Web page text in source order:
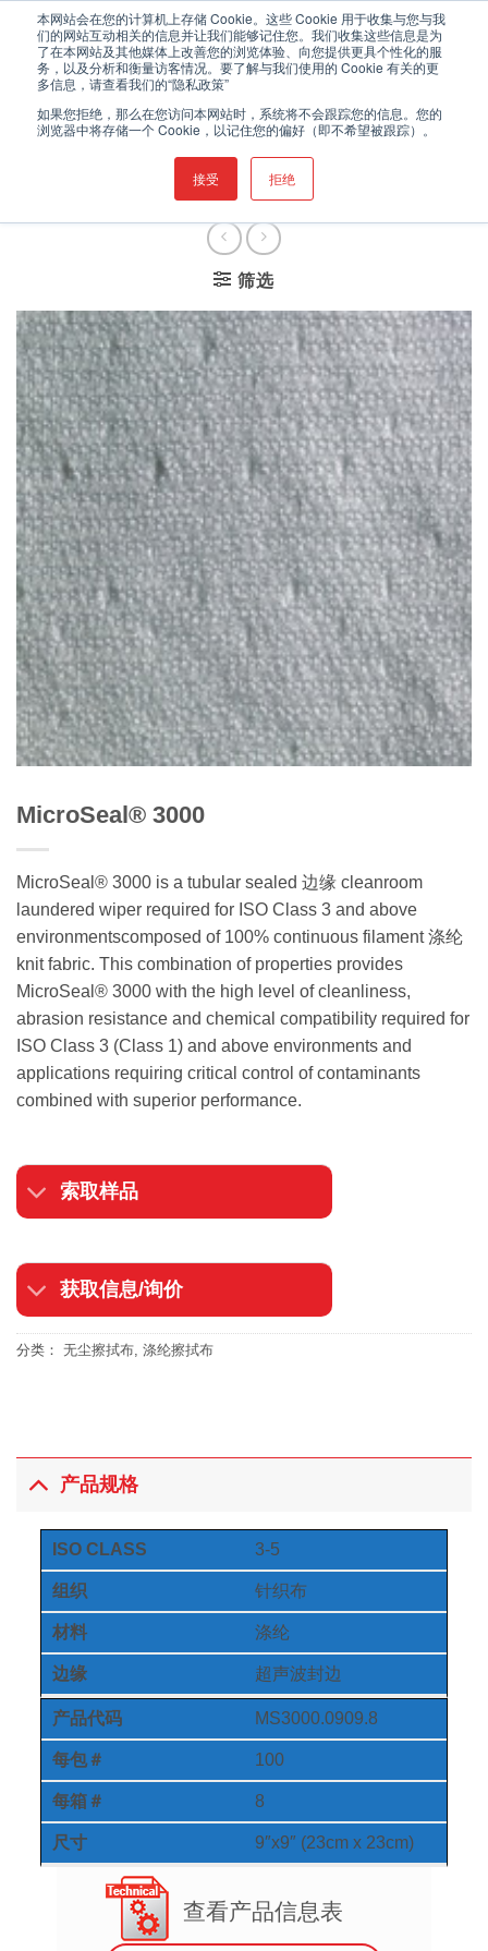
本网站会在您的计算机上存储 Cookie。这些 Cookie 用于收集与您与我
们的网站互动相关的信息并让我们能够记住您。我们收集这些信息是为
了在本网站及其他媒体上改善您的浏览体验、向您提供更具个性化的服
务，以及分析和衡量访客情况。要了解与我们使用的 Cookie 有关的更
多信息，请查看我们的“隐私政策”
如果您拒绝，那么在您访问本网站时，系统将不会跟踪您的信息。您的
浏览器中将存储一个 Cookie，以记住您的偏好（即不希望被跟踪）。
接受 拒绝
欢迎登录伯克希尔的中文网站
无尘室清洁耗材
擦拭布 / 涤纶擦拭布
筛选
MicroSeal® 3000
MicroSeal® 3000 is a tubular sealed 边缘 cleanroom
laundered wiper required for ISO Class 3 and above
environmentscomposed of 100% continuous filament 涤纶
knit fabric. This combination of properties provides
MicroSeal® 3000 with the high level of cleanliness,
abrasion resistance and chemical compatibility required for
ISO Class 3 (Class 1) and above environments and
applications requiring critical control of contaminants
combined with superior performance.
索取样品
获取信息/询价
分类： 无尘擦拭布, 涤纶擦拭布
产品规格
ISO CLASS 3-5
组织 针织布
材料 涤纶
边缘 超声波封边
产品代码 MS3000.0909.8
每包＃ 100
每箱＃ 8
尺寸 9″x9″ (23cm x 23cm)
查看产品信息表